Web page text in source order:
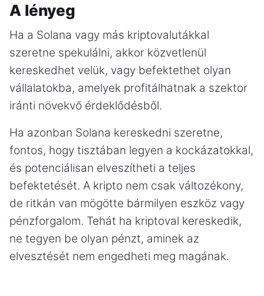
A lényeg
Ha a Solana vagy más kriptovalutákkal
szeretne spekulálni, akkor közvetlenül
kereskedhet velük, vagy befektethet olyan
vállalatokba, amelyek profitálhatnak a szektor
iránti növekvő érdeklődésből.
Ha azonban Solana kereskedni szeretne,
fontos, hogy tisztában legyen a kockázatokkal,
és potenciálisan elveszítheti a teljes
befektetését. A kripto nem csak változékony,
de ritkán van mögötte bármilyen eszköz vagy
pénzforgalom. Tehát ha kriptoval kereskedik,
ne tegyen be olyan pénzt, aminek az
elvesztését nem engedheti meg magának.